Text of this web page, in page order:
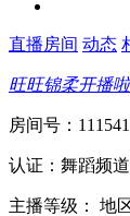
直播房间 动态
旺旺锦柔开播啦
房间号：
认证：舞蹈频
主播等级： 地